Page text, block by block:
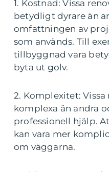
1. Kostnad: Vissa
betydligt dyrare än
omfattningen av
som används. Till
tillbyggnad vara
byta ut golv.
2. Komplexitet:
komplexa än andra
professionell hjälp.
kan vara mer
om väggarna.